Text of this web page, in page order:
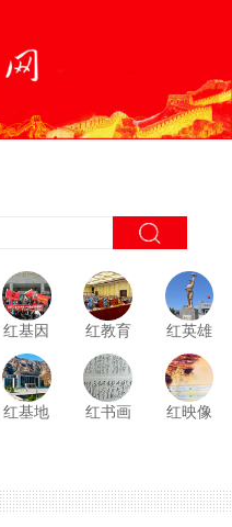
红基因 红教育 红英雄
红基地 红书画 红映像